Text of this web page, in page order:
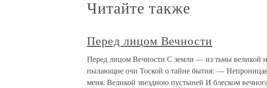
Читайте также
Перед лицом Вечности
Перед лицом Вечности С земли — из тьмы великой
пылающие очи Тоской о тайне бытия: —
меня, Великой звездною пустыней И блеском